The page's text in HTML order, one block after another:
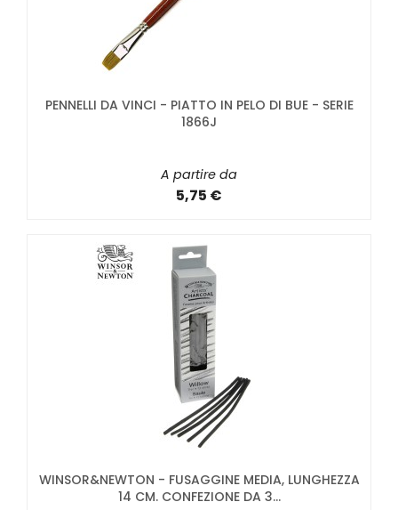
PENNELLI DA VINCI - PIATTO IN PELO DI BUE - SERIE
1866J
A partire da
5,75 €
WINSOR&NEWTON - FUSAGGINE MEDIA, LUNGHEZZA
14 CM. CONFEZIONE DA 3...